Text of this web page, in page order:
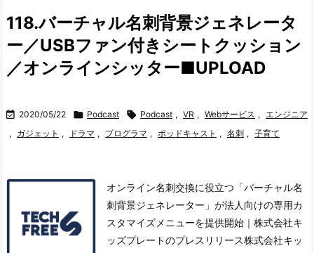
118.バーチャル名刺背景ジェネレータ
ー／USBファン付きシートクッション
／オンラインシッター■UPLOAD
 2020/05/22  Podcast  Podcast , VR , Webサービス , エンジニア
, ガジェット , ドラマ , プログラマ , ポッドキャスト , 名刺 , 子育て
オンライン名刺交換に役立つ「バーチャル名
刺背景ジェネレーター」が法人向けの専用カ
スタマイズメニューを提供開始｜株式会社キ
ッズプレートのプレスリリース株式会社キッ